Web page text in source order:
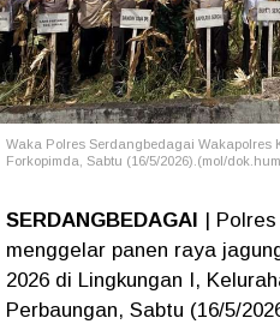
Waka Polres Serdangbedagai Wakapolres
Forkopimda, Sabtu (16/5/2026).(mol/
SERDANGBEDAGAI |
menggelar panen raya
2026 di Lingkungan I,
Perbaungan, Sabtu (16/5/